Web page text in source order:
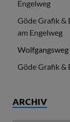
Engelweg
Göde Grafik &
am Engelweg
Wolfgangsweg
Göde Grafik &
ARCHIV